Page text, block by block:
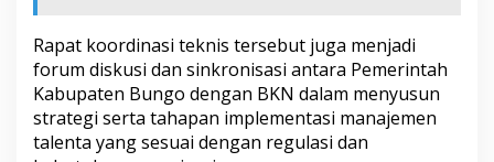
Rapat koordinasi teknis tersebut juga menjadi
forum diskusi dan sinkronisasi antara Pemerintah
Kabupaten Bungo dengan BKN dalam menyusun
strategi serta tahapan implementasi manajemen
talenta yang sesuai dengan regulasi dan